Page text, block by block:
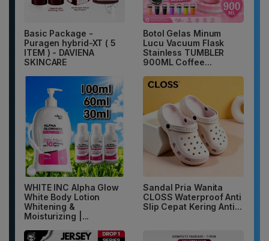
Basic Package -
Puragen hybrid-XT ( 5
ITEM ) - DAVIENA
SKINCARE
Botol Gelas Minum
Lucu Vacuum Flask
Stainless TUMBLER
900ML Coffee...
WHITE INC Alpha Glow
White Body Lotion
Whitening &
Moisturizing |...
Sandal Pria Wanita
CLOSS Waterproof Anti
Slip Cepat Kering Anti...